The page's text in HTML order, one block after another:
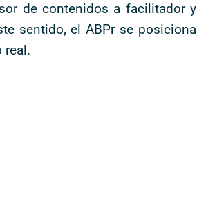
de contenidos a facilitador y
sentido, el ABPr se posiciona
real.